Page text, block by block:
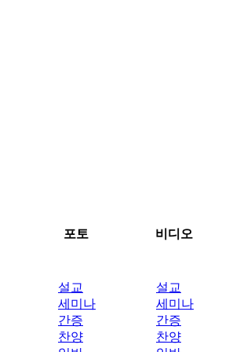
포토 비디오
설교
세미나
간증
찬양
설교
세미나
간증
찬양